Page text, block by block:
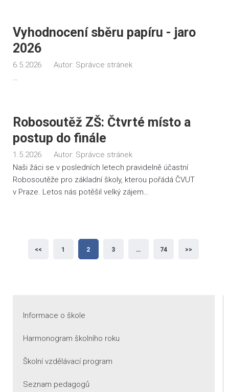
Vyhodnocení sběru papíru - jaro
2026
6.5.2026 Autor: Správce stránek
…
Robosoutěž ZŠ: Čtvrté místo a
postup do finále
1.5.2026 Autor: Správce stránek
Naši žáci se v posledních letech pravidelně účastní
Robosoutěže pro základní školy, kterou pořádá ČVUT
v Praze. Letos nás potěšil velký zájem…
Stránkování
<< 1 2 3 … 74 >>
Informace o škole
Harmonogram školního roku
Školní vzdělávací program
Seznam pedagogů